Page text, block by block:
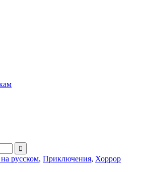
русском, Приключения, Хоррор